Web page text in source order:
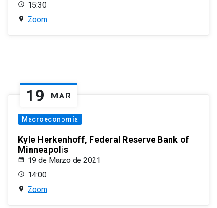
15:30
Zoom
19 MAR
Macroeconomía
Kyle Herkenhoff, Federal Reserve Bank of
Minneapolis
19 de Marzo de 2021
14:00
Zoom